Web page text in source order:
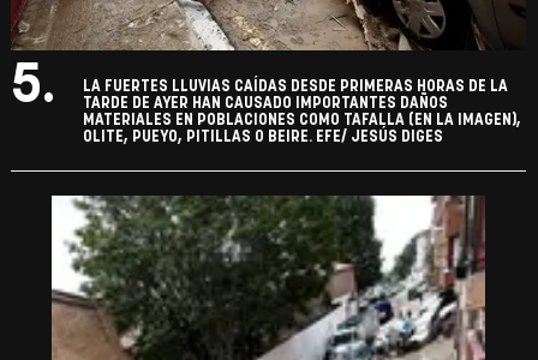
5.
LA FUERTES LLUVIAS CAÍDAS DESDE PRIMERAS HORAS DE LA
TARDE DE AYER HAN CAUSADO IMPORTANTES DAÑOS
MATERIALES EN POBLACIONES COMO TAFALLA (EN LA IMAGEN),
OLITE, PUEYO, PITILLAS O BEIRE. EFE/ JESÚS DIGES